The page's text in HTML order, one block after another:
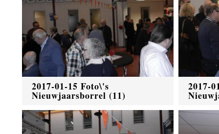
2017-01-15 Foto\'s
Nieuwjaarsborrel (11)
2017-